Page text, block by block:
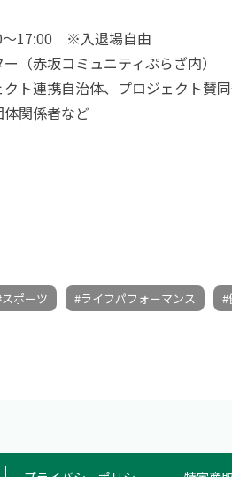
～17:00　※入退場自由
（赤坂コミュニティぷらざ内）
ト連携自治体、プロジェクト賛
関係者など
ポーツ #ライフパフォーマンス #